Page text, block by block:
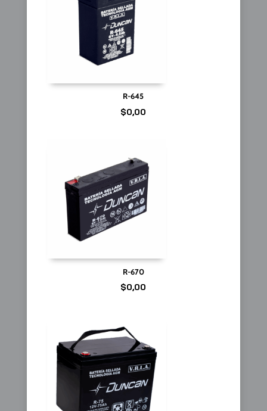
R-645
$0,00
R-670
$0,00